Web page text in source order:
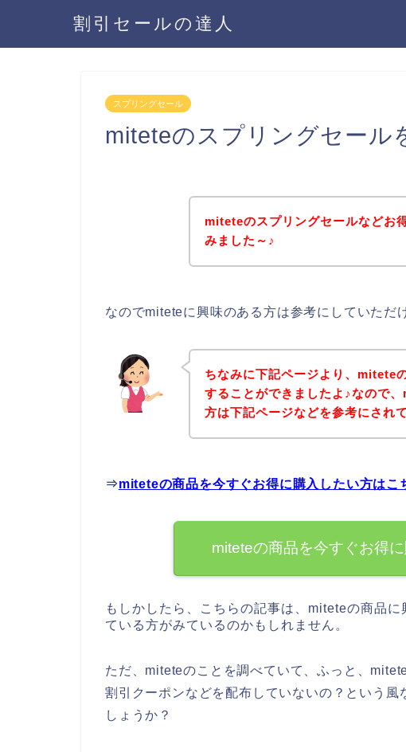
割引セールの達人
スプリングセール
miteteのスプリングセール
miteteのスプリングセールなどお
みました～♪
なのでmiteteに興味のある方は参考にしていただ
ちなみに下記ページより、mitete
することができましたよ♪なので
方は下記ページなどを参考にされ
⇒miteteの商品を今すぐお得に購入したい方はこ
miteteの商品を今すぐお得
もしかしたら、こちらの記事は、miteteの商品
ている方がみているのかもしれません。
ただ、miteteのことを調べていて、ふっと、
割引クーポンなどを配布していないの？という
しょうか？